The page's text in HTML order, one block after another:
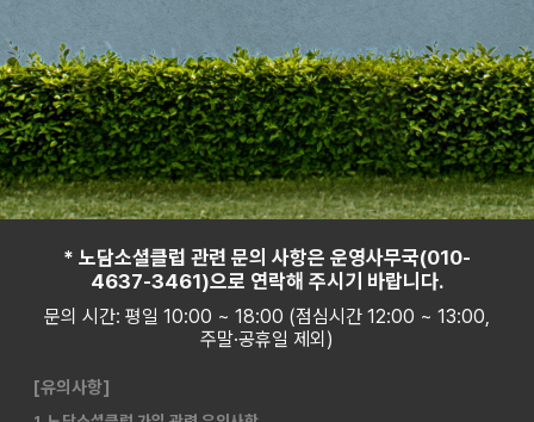
* 노담소셜클럽 관련 문의 사항은 운영사무국(010-
4637-3461)으로 연락해 주시기 바랍니다.
문의 시간: 평일 10:00 ~ 18:00 (점심시간 12:00 ~ 13:00,
주말·공휴일 제외)
[유의사항]